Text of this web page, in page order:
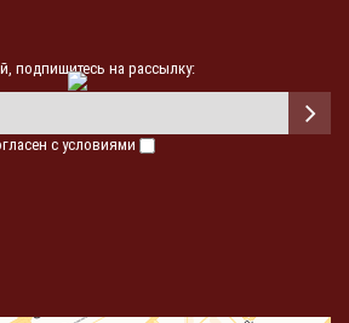
подпишитесь на рассылку:
с условиями